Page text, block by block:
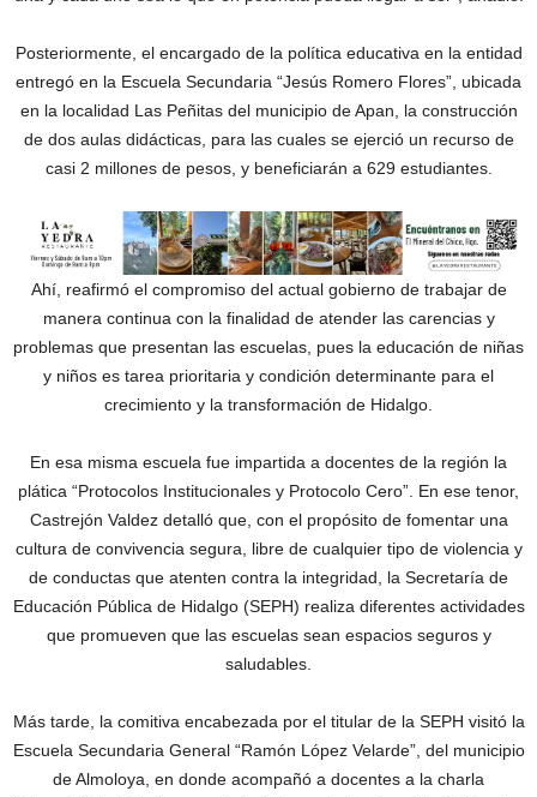
Posteriormente, el encargado de la política educativa en la entidad
entregó en la Escuela Secundaria “Jesús Romero Flores”, ubicada
en la localidad Las Peñitas del municipio de Apan, la construcción
de dos aulas didácticas, para las cuales se ejerció un recurso de
casi 2 millones de pesos, y beneficiarán a 629 estudiantes.
Ahí, reafirmó el compromiso del actual gobierno de trabajar de
manera continua con la finalidad de atender las carencias y
problemas que presentan las escuelas, pues la educación de niñas
y niños es tarea prioritaria y condición determinante para el
crecimiento y la transformación de Hidalgo.
En esa misma escuela fue impartida a docentes de la región la
plática “Protocolos Institucionales y Protocolo Cero”. En ese tenor,
Castrejón Valdez detalló que, con el propósito de fomentar una
cultura de convivencia segura, libre de cualquier tipo de violencia y
de conductas que atenten contra la integridad, la Secretaría de
Educación Pública de Hidalgo (SEPH) realiza diferentes actividades
que promueven que las escuelas sean espacios seguros y
saludables.
Más tarde, la comitiva encabezada por el titular de la SEPH visitó la
Escuela Secundaria General “Ramón López Velarde”, del municipio
de Almoloya, en donde acompañó a docentes a la charla